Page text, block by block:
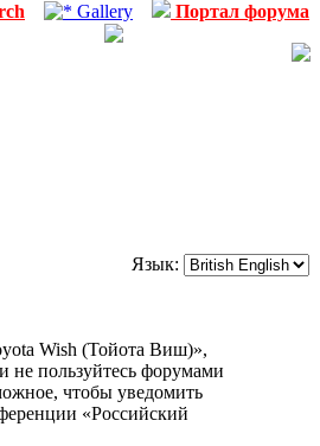
Gallery Портал форума
Язык:
Wish (Тойота Виш)»,
не пользуйтесь форумами
чтобы уведомить
«Российский